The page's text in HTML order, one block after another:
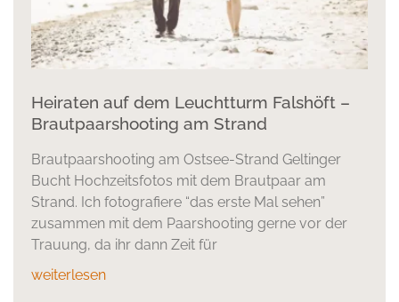
Heiraten auf dem Leuchtturm Falshöft –
Brautpaarshooting am Strand
Brautpaarshooting am Ostsee-Strand Geltinger
Bucht Hochzeitsfotos mit dem Brautpaar am
Strand. Ich fotografiere “das erste Mal sehen”
zusammen mit dem Paarshooting gerne vor der
Trauung, da ihr dann Zeit für
weiterlesen